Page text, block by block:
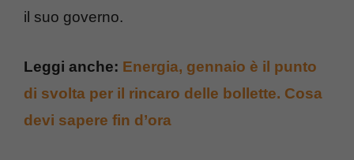
il suo governo.
Leggi anche: Energia, gennaio è il punto
di svolta per il rincaro delle bollette. Cosa
devi sapere fin d’ora